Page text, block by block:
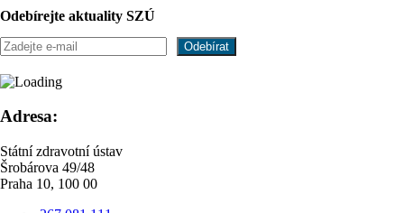
Odebírejte aktuality SZÚ
Adresa:
Státní zdravotní ústav
Šrobárova 49/48
Praha 10, 100 00